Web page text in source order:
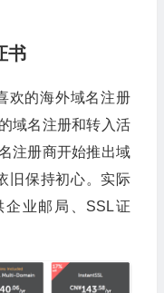
书
欢的海外域名注册
域名注册和转入活
注册商开始推出域
旧保持初心。实际
企业邮局、SSL证